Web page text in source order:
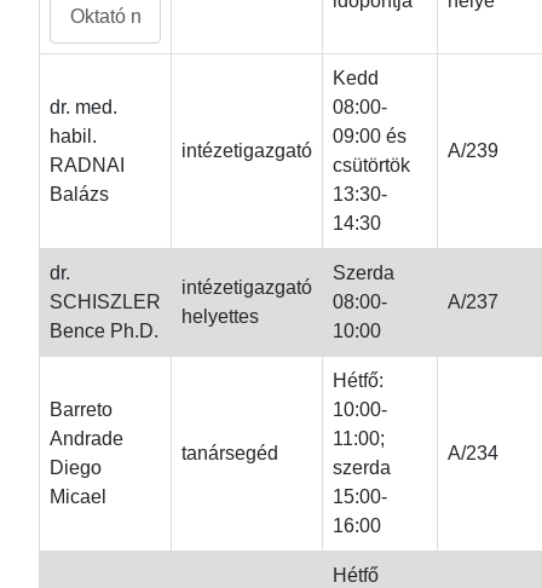
dr. med.
habil.
RADNAI
Balázs
intézetigazgató
Kedd
08:00-
09:00 és
csütörtök
13:30-
14:30
A/239
dr.
SCHISZLER
Bence Ph.D.
intézetigazgató
helyettes
Szerda
08:00-
10:00
A/237
Barreto
Andrade
Diego
Micael
tanársegéd
Hétfő:
10:00-
11:00;
szerda
15:00-
16:00
A/234
Hétfő